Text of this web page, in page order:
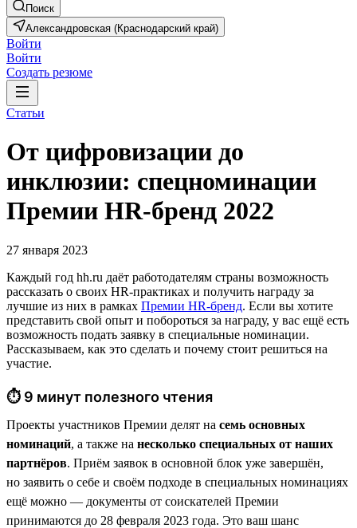
Поиск
Александровская (Краснодарский край)
Войти
Войти
Создать резюме
Статьи
От цифровизации до
инклюзии: спецноминации
Премии HR-бренд 2022
27 января 2023
Каждый год hh.ru даёт работодателям страны возможность
рассказать о своих HR-практиках и получить награду за
лучшие из них в рамках Премии HR-бренд. Если вы хотите
представить свой опыт и побороться за награду, у вас ещё есть
возможность подать заявку в специальные номинации.
Рассказываем, как это сделать и почему стоит решиться на
участие.
⏱ 9 минут полезного чтения
Проекты участников Премии делят на семь основных
номинаций, а также на несколько специальных от наших
партнёров. Приём заявок в основной блок уже завершён,
но заявить о себе и своём подходе в специальных номинациях
ещё можно — документы от соискателей Премии
принимаются до 28 февраля 2023 года. Это ваш шанс